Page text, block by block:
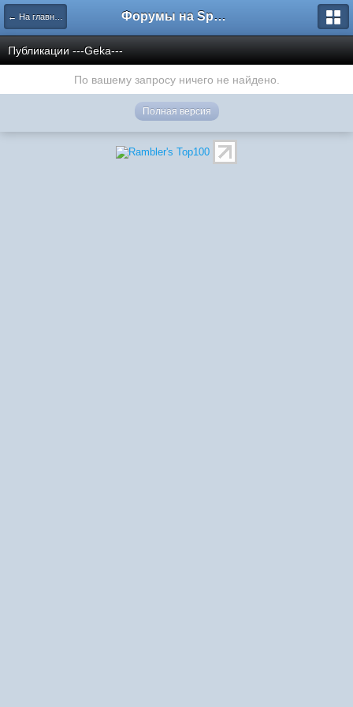
← На главную Форумы на Sportbox.ru
Публикации ---Geka---
По вашему запросу ничего не найдено.
Полная версия